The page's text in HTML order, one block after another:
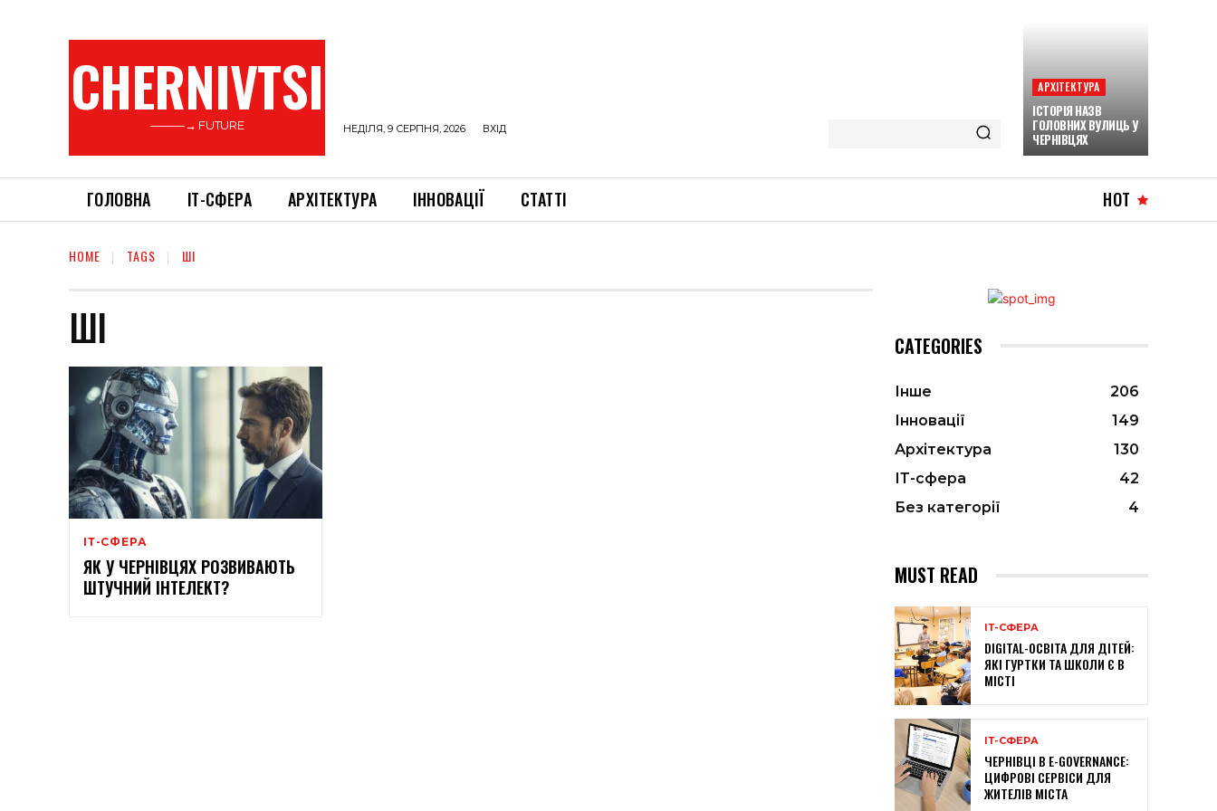
CHERNIVTSI
———→ FUTURE НЕДІЛЯ, 9 СЕРПНЯ, 2026 ВХІД
АРХІТЕКТУРА
ІСТОРІЯ НАЗВ
ГОЛОВНИХ ВУЛИЦЬ У
ЧЕРНІВЦЯХ
ГОЛОВНА ІТ-СФЕРА АРХІТЕКТУРА ІННОВАЦІЇ СТАТТІ HOT
HOME TAGS ШІ
ШІ
ІТ-СФЕРА
ЯК У ЧЕРНІВЦЯХ РОЗВИВАЮТЬ
ШТУЧНИЙ ІНТЕЛЕКТ?
CATEGORIES
Інше
206
Інновації
149
Архітектура
130
ІТ-сфера
42
Без категорії
4
MUST READ
ІТ-СФЕРА
DIGITAL-ОСВІТА ДЛЯ ДІТЕЙ:
ЯКІ ГУРТКИ ТА ШКОЛИ Є В
МІСТІ
ІТ-СФЕРА
ЧЕРНІВЦІ В E-GOVERNANCE:
ЦИФРОВІ СЕРВІСИ ДЛЯ
ЖИТЕЛІВ МІСТА